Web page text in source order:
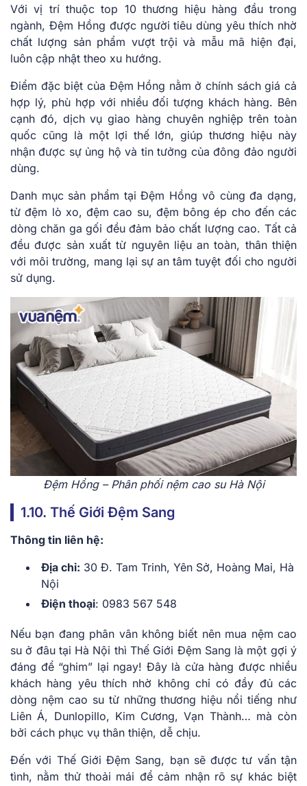
Với vị trí thuộc top 10 thương hiệu hàng đầu trong
ngành, Đệm Hồng được người tiêu dùng yêu thích nhờ
chất lượng sản phẩm vượt trội và mẫu mã hiện đại,
luôn cập nhật theo xu hướng.
Điểm đặc biệt của Đệm Hồng nằm ở chính sách giá cả
hợp lý, phù hợp với nhiều đối tượng khách hàng. Bên
cạnh đó, dịch vụ giao hàng chuyên nghiệp trên toàn
quốc cũng là một lợi thế lớn, giúp thương hiệu này
nhận được sự ủng hộ và tin tưởng của đông đảo người
dùng.
Danh mục sản phẩm tại Đệm Hồng vô cùng đa dạng,
từ đệm lò xo, đệm cao su, đệm bông ép cho đến các
dòng chăn ga gối đều đảm bảo chất lượng cao. Tất cả
đều được sản xuất từ nguyên liệu an toàn, thân thiện
với môi trường, mang lại sự an tâm tuyệt đối cho người
sử dụng.
Đệm Hồng – Phân phối nệm cao su Hà Nội
1.10. Thế Giới Đệm Sang
Thông tin liên hệ:
Địa chỉ: 30 Đ. Tam Trinh, Yên Sở, Hoàng Mai, Hà
Nội
Điện thoại: 0983 567 548
Nếu bạn đang phân vân không biết nên mua nệm cao
su ở đâu tại Hà Nội thì Thế Giới Đệm Sang là một gợi ý
đáng để “ghim” lại ngay! Đây là cửa hàng được nhiều
khách hàng yêu thích nhờ không chỉ có đầy đủ các
dòng nệm cao su từ những thương hiệu nổi tiếng như
Liên Á, Dunlopillo, Kim Cương, Vạn Thành… mà còn
bởi cách phục vụ thân thiện, dễ chịu.
Đến với Thế Giới Đệm Sang, bạn sẽ được tư vấn tận
tình, nằm thử thoải mái để cảm nhận rõ sự khác biệt